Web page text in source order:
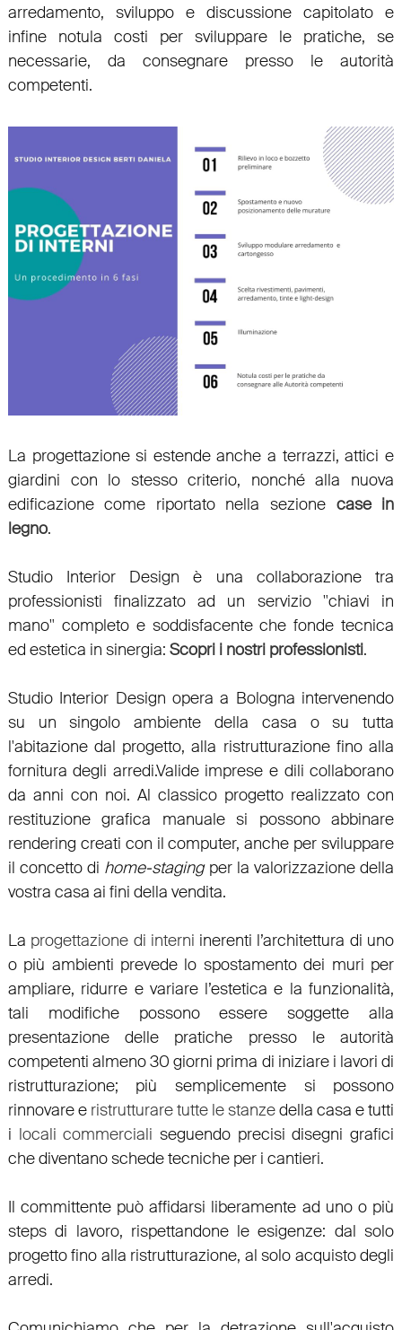
arredamento, sviluppo e discussione capitolato e
infine notula costi per sviluppare le pratiche, se
necessarie, da consegnare presso le autorità
competenti.
La progettazione si estende anche a terrazzi,attici e
giardini con lo stesso criterio, nonché alla nuova
edificazione come riportato nella sezione case in
legno.
Studio Interior Design è una collaborazione tra
professionisti finalizzato ad un servizio "chiavi in
mano" completo e soddisfacente che fonde tecnica
ed estetica in sinergia: Scopri i nostri professionisti.
Studio Interior Design opera a Bologna intervenendo
su un singolo ambiente della casa o su tutta
l'abitazione dal progetto, alla ristrutturazione fino alla
fornitura degli arredi.Valide imprese e dili collaborano
da anni con noi. Al classico progetto realizzato con
restituzione grafica manuale si possono abbinare
rendering creati con il computer, anche per sviluppare
il concetto di home-staging per la valorizzazione della
vostra casa ai fini della vendita.
La progettazione di interni inerenti l’architettura di uno
o più ambienti prevede lo spostamento dei muri per
ampliare, ridurre e variare l’estetica e la funzionalità,
tali modifiche possono essere soggette alla
presentazione delle pratiche presso le autorità
competenti almeno 30 giorni prima di iniziare i lavori di
ristrutturazione; più semplicemente si possono
rinnovare e ristrutturare tutte le stanzedella casa e tutti
i locali commerciali seguendo precisi disegni grafici
che diventano schede tecniche per i cantieri.
Il committente può affidarsi liberamente ad uno o più
steps di lavoro, rispettandone le esigenze: dal solo
progetto fino alla ristrutturazione, al solo acquisto degli
arredi.